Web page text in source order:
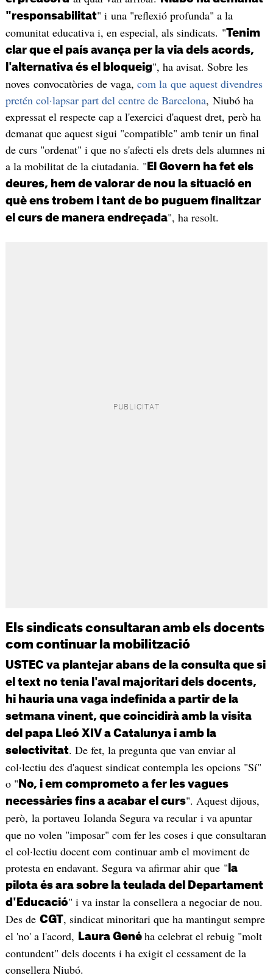
"responsabilitat" i una "reflexió profunda" a la
comunitat educativa i, en especial, als sindicats. "Tenim
clar que el país avança per la via dels acords,
l'alternativa és el bloqueig", ha avisat. Sobre les
noves convocatòries de vaga, com la que aquest divendres
pretén col·lapsar part del centre de Barcelona, Niubó ha
expressat el respecte cap a l'exercici d'aquest dret, però ha
demanat que aquest sigui "compatible" amb tenir un final
de curs "ordenat" i que no s'afecti els drets dels alumnes ni
a la mobilitat de la ciutadania. " El Govern ha fet els
deures, hem de valorar de nou la situació en
què ens trobem i tant de bo puguem finalitzar
el curs de manera endreçada", ha resolt.
Els sindicats consultaran amb els docents
com continuar la mobilització
USTEC va plantejar abans de la consulta que si
el text no tenia l'aval majoritari dels docents,
hi hauria una vaga indefinida a partir de la
setmana vinent, que coincidirà amb la visita
del papa Lleó XIV a Catalunya i amb la
selectivitat. De fet, la pregunta que van enviar al
col·lectiu des d'aquest sindicat contempla les opcions "Sí"
o " No, i em comprometo a fer les vagues
necessàries fins a acabar el curs". Aquest dijous,
però, la portaveu Iolanda Segura va recular i vaapuntar
que no volen "imposar" com fer les coses i que consultaran
el col·lectiu docent com continuar amb el moviment de
protesta en endavant. Segura va afirmar ahir que " la
pilota és ara sobre la teulada del Departament
d'Educació" i va instar la consellera a negociar de nou.
Des de CGT, sindicat minoritari que ha mantingut sempre
el 'no' a l'acord,
Laura Gené ha celebrat el rebuig "molt
contundent" dels docents i ha exigit el cessament de la
consellera Niubó.